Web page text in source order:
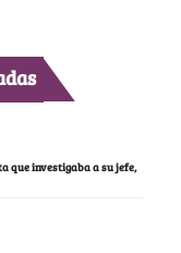
que investigaba a su jefe,